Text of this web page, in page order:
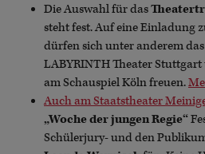
Die Auswahl für das
steht fest. Auf eine Einladung
dürfen sich unter anderem
LABYRINTH Theater
am Schauspiel Köln freuen.
Auch am Staatstheater
„Woche der jungen Regie“
Schülerjury- und den